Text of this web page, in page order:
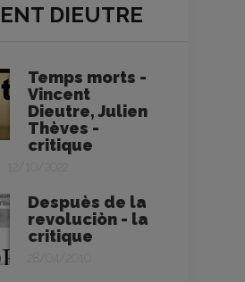
DIEUTRE
Temps morts -
Vincent
Dieutre, Julien
Thèves -
critique
Despuès de la
revoluciòn - la
critique
28/04/2010